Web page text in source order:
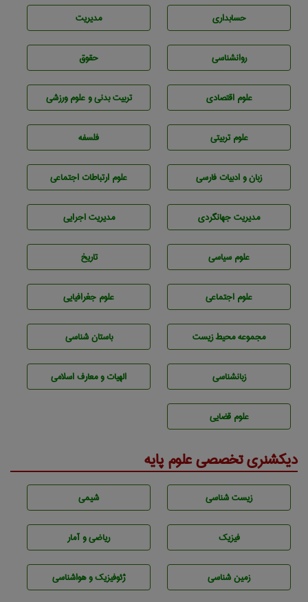
حسابداری مديريت
روانشناسی حقوق
علوم اقتصادی تربيت بدنی و علوم ورزشی
علوم تربيتی فلسفه
زبان و ادبيات فارسی علوم ارتباطات اجتماعی
مديريت جهانگردی مديريت اجرايی
علوم سياسی تاريخ
علوم اجتماعی علوم جغرافيايی
مجموعه محيط زيست باستان شناسی
زبانشناسی الهیات و معارف اسلامی
علوم قضایی
دیکشنری تخصصی علوم پایه
زيست شناسی شيمی
فیزیک ریاضی و آمار
زمين شناسی ژئوفيزيك و هواشناسی